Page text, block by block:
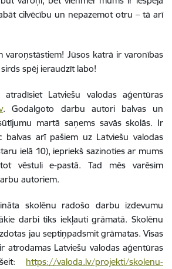
cilvēcību un nepazemot otru – tā arī
varoņstāstiem! Jūsos katrā ir varonības
spēj ieraudzīt labo!
atradīsiet Latviešu valodas aģentūras
. Godalgoto darbu autori balvas un
martā saņems savās skolās. Ir
balvas arī pašiem uz Latviešu valodas
ielā 10), iepriekš sazinoties ar mums
vēstuli e-pastā. Tad mēs varēsim
autoriem.
skolēnu radošo darbu izdevumu
darbi tiks iekļauti grāmatā. Skolēnu
jau septiņpadsmit grāmatas. Visas
atrodamas Latviešu valodas aģentūras
https://valoda.lv/projekti/skolenu-